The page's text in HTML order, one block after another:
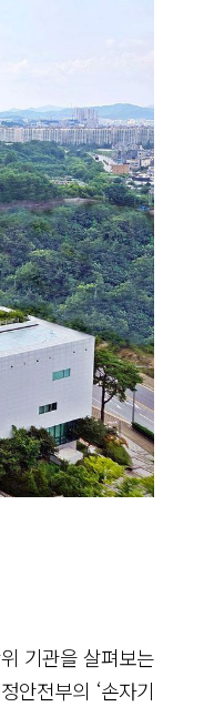
기관을 살펴보는
안전부의 ‘손자기